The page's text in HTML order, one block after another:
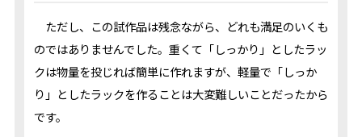
ただし、この試作品は残念ながら、どれも満足のいくも
のではありませんでした。重くて「しっかり」としたラッ
クは物量を投じれば簡単に作れますが、軽量で「しっか
り」としたラックを作ることは大変難しいことだったから
です。